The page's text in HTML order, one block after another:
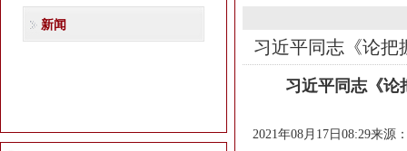
新闻
习近平同志《论把
习近平同志《论
2021年08月17日08:29来源